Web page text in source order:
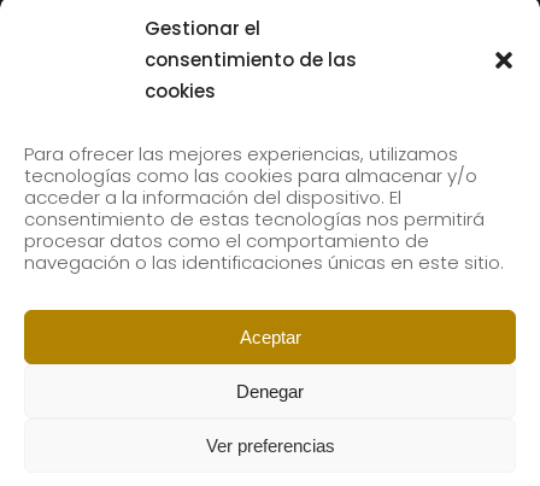
Gestionar el
consentimiento de las
cookies
Para ofrecer las mejores experiencias, utilizamos
tecnologías como las cookies para almacenar y/o
acceder a la información del dispositivo. El
consentimiento de estas tecnologías nos permitirá
procesar datos como el comportamiento de
navegación o las identificaciones únicas en este sitio.
Aceptar
Denegar
Ver preferencias
Tolliver en el 61 Jazzaldia
Subscribe to our newsletter to receive our news by
email.